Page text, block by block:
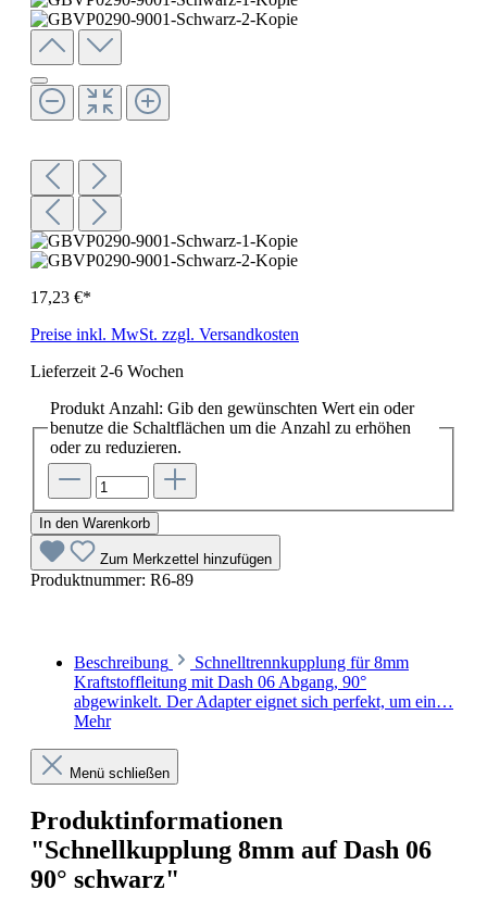
17,23 €*
Preise inkl. MwSt. zzgl. Versandkosten
Lieferzeit 2-6 Wochen
Produkt Anzahl: Gib den gewünschten Wert ein oder
benutze die Schaltflächen um die Anzahl zu erhöhen
oder zu reduzieren.
In den Warenkorb
Zum Merkzettel hinzufügen
Produktnummer: R6-89
Beschreibung
Schnelltrennkupplung für 8mm
Kraftstoffleitung mit Dash 06 Abgang, 90°
abgewinkelt. Der Adapter eignet sich perfekt, um ein…
Mehr
Menü schließen
Produktinformationen
"Schnellkupplung 8mm auf Dash 06
90° schwarz"